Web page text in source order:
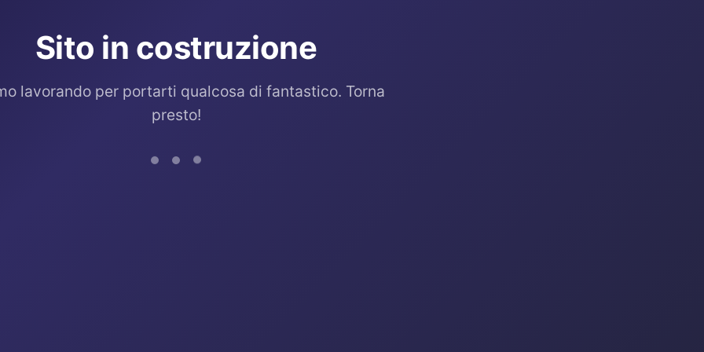
Sito in costruzione
lavorando per portarti qualcosa di fantastico. Torna
presto!